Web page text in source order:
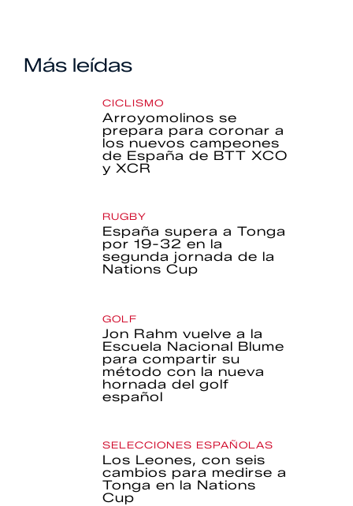
Más leídas
CICLISMO
Arroyomolinos se
prepara para coronar a
los nuevos campeones
de España de BTT XCO
y XCR
RUGBY
España supera a Tonga
por 19-32 en la
segunda jornada de la
Nations Cup
GOLF
Jon Rahm vuelve a la
Escuela Nacional Blume
para compartir su
método con la nueva
hornada del golf
español
SELECCIONES ESPAÑOLAS
Los Leones, con seis
cambios para medirse a
Tonga en la Nations
Cup